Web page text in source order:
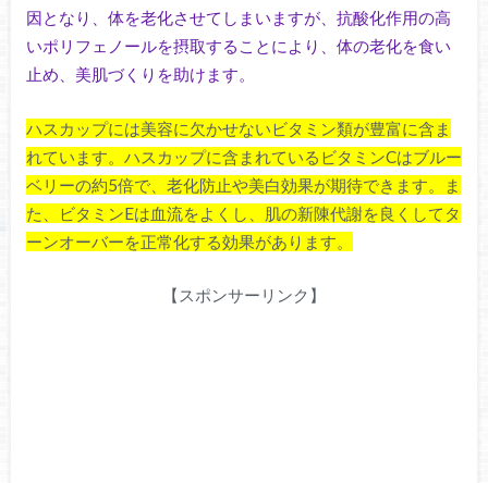
因となり、体を老化させてしまいますが、抗酸化作用の高
いポリフェノールを摂取することにより、体の老化を食い
止め、美肌づくりを助けます。
ハスカップには美容に欠かせないビタミン類が豊富に含ま
れています。ハスカップに含まれているビタミンCはブルー
ベリーの約5倍で、老化防止や美白効果が期待できます。ま
た、ビタミンEは血流をよくし、肌の新陳代謝を良くしてタ
ーンオーバーを正常化する効果があります。
【スポンサーリンク】